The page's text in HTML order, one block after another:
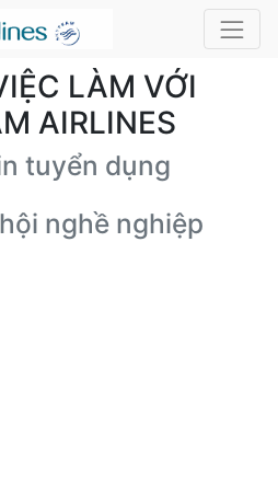
LÀM VỚI
AIRLINES
tuyển dụng
nghề nghiệp